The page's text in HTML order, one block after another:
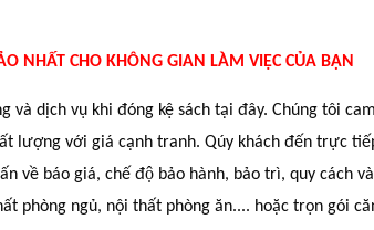
NHẤT CHO KHÔNG GIAN LÀM VIỆC CỦA BẠN
và dịch vụ khi đóng kệ sách tại đây. Chúng tôi
lượng với giá cạnh tranh. Qúy khách đến trực
về báo giá, chế độ bảo hành, bảo trì, quy cách và
phòng ngủ, nội thất phòng ăn.... hoặc trọn gói